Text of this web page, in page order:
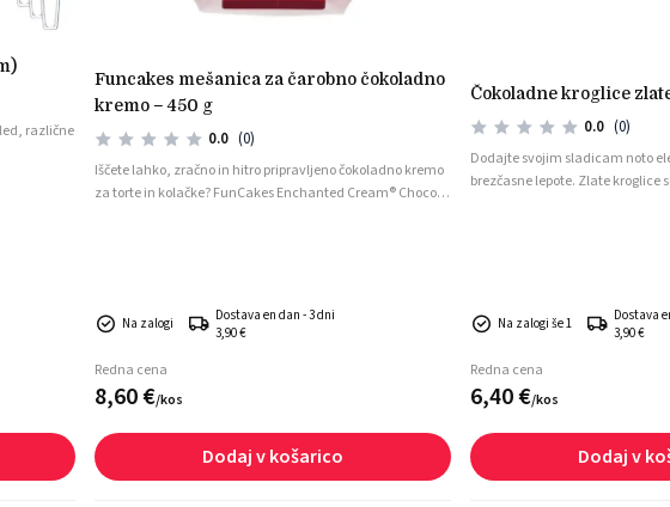
različne
funcakes mešanica za čarobno čokoladno
kremo – 450 g
0.0 (0)
Iščete lahko, zračno in hitro pripravljeno čokoladno kremo
za torte in kolačke? FunCakes Enchanted Cream® Choco je
Na zalogi
Dostava en dan - 3 dni
3,90 €
Redna cena
8,60€/kos
Dodaj v košarico
čokoladne kroglice
0.0 (0)
Dodajte svojim sladicam noto
brezčasne lepote. Zlate kroglice
Na zalogi še 1
Dostava
3,90 €
Redna cena
6,40€/kos
Dodaj v